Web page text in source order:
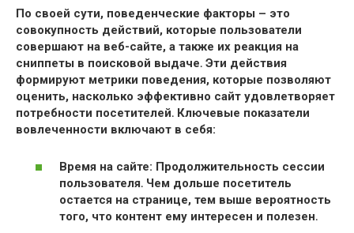
По своей сути, поведенческие факторы – это
совокупность действий, которые пользователи
совершают на веб-сайте, а также их реакция на
сниппеты в поисковой выдаче․ Эти действия
формируют метрики поведения, которые позволяют
оценить, насколько эффективно сайт удовлетворяет
потребности посетителей․ Ключевые показатели
вовлеченности включают в себя:
Время на сайте: Продолжительность сессии
пользователя․ Чем дольше посетитель
остается на странице, тем выше вероятность
того, что контент ему интересен и полезен․